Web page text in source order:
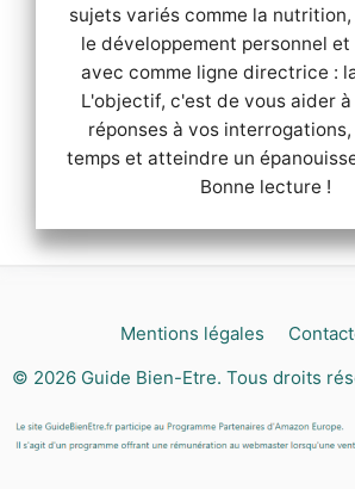
sujets variés comme la
le développement personnel
avec comme ligne directrice :
L'objectif, c'est de vous aider
réponses à vos
temps et atteindre un
Bonne lecture !
Mentions légales
© 2026 Guide Bien-Etre. Tous droits